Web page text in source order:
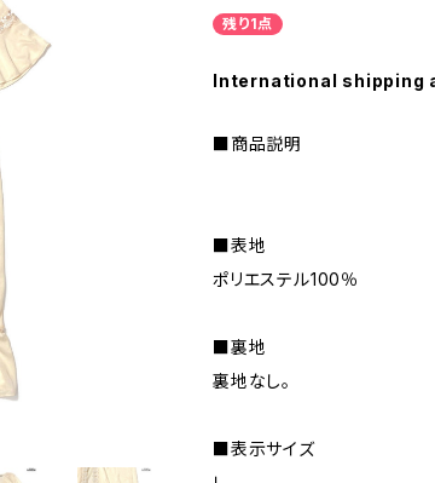
残り1点
International shipping
■商品説明
■表地
ポリエステル100％
■裏地
裏地なし。
■表示サイズ